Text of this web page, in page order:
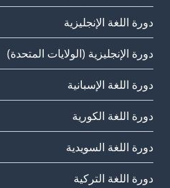
دورة اللغة الإنجليزية
دورة الإنجليزية (الولايات المتحدة)
دورة اللغة الإسبانية
دورة اللغة الكورية
دورة اللغة السويدية
دورة اللغة التركية